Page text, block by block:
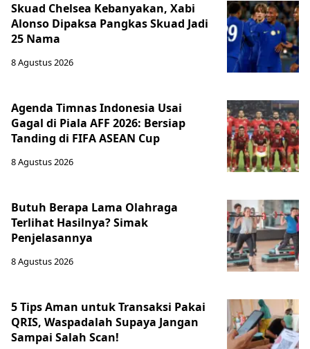
Skuad Chelsea Kebanyakan, Xabi
Alonso Dipaksa Pangkas Skuad Jadi
25 Nama
8 Agustus 2026
Agenda Timnas Indonesia Usai
Gagal di Piala AFF 2026: Bersiap
Tanding di FIFA ASEAN Cup
8 Agustus 2026
Butuh Berapa Lama Olahraga
Terlihat Hasilnya? Simak
Penjelasannya
8 Agustus 2026
5 Tips Aman untuk Transaksi Pakai
QRIS, Waspadalah Supaya Jangan
Sampai Salah Scan!